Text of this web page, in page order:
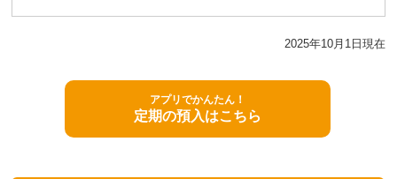
2025年10月1日現在
アプリでかんたん！
定期の預入はこちら